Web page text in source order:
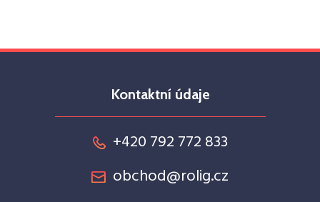
Kontaktní údaje
+420 792 772 833
obchod@rolig.cz